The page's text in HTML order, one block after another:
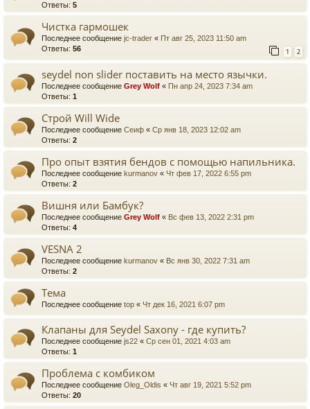
Ответы: 5
Чистка гармошек
Последнее сообщение jc-trader « Пт авг 25, 2023 11:50 am
Ответы: 56 1 2
seydel non slider поставить на место язычки.
Последнее сообщение Grey Wolf « Пн апр 24, 2023 7:34 am
Ответы: 1
Строй Will Wide
Последнее сообщение Сеиф « Ср янв 18, 2023 12:02 am
Ответы: 2
Про опыт взятия бендов с помощью напильника.
Последнее сообщение kurmanov « Чт фев 17, 2022 6:55 pm
Ответы: 2
Вишня или Бамбук?
Последнее сообщение Grey Wolf « Вс фев 13, 2022 2:31 pm
Ответы: 4
VESNA 2
Последнее сообщение kurmanov « Вс янв 30, 2022 7:31 am
Ответы: 2
Тема
Последнее сообщение top « Чт дек 16, 2021 6:07 pm
Клапаны для Seydel Saxony - где купить?
Последнее сообщение js22 « Ср сен 01, 2021 4:03 am
Ответы: 1
Проблема с комбиком
Последнее сообщение Oleg_Oldis « Чт авг 19, 2021 5:52 pm
Ответы: 20